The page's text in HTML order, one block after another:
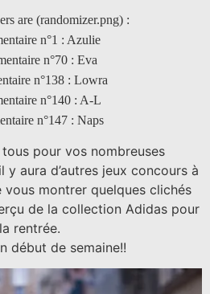
are (randomizer.png) :
n°1 : Azulie
n°70 : Eva
n°138 : Lowra
n°140 : A-L
n°147 : Naps
pour vos nombreuses
aura d’autres jeux concours à
vous montrer quelques clichés
de la collection Adidas pour
la rentrée.
début de semaine!!